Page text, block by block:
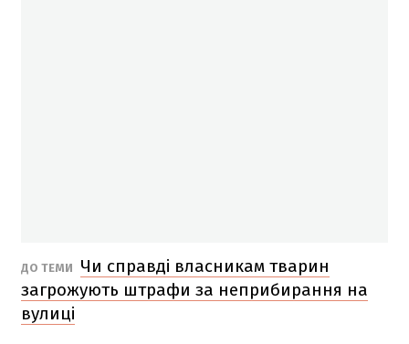
ДО ТЕМИ
Чи справді власникам тварин
загрожують штрафи за неприбирання на
вулиці